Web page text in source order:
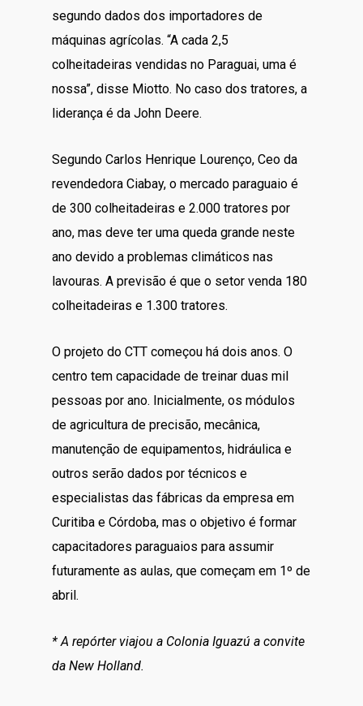
segundo dados dos importadores de
máquinas agrícolas. “A cada 2,5
colheitadeiras vendidas no Paraguai, uma é
nossa”, disse Miotto. No caso dos tratores, a
liderança é da John Deere.
Segundo Carlos Henrique Lourenço, Ceo da
revendedora Ciabay, o mercado paraguaio é
de 300 colheitadeiras e 2.000 tratores por
ano, mas deve ter uma queda grande neste
ano devido a problemas climáticos nas
lavouras. A previsão é que o setor venda 180
colheitadeiras e 1.300 tratores.
O projeto do CTT começou há dois anos. O
centro tem capacidade de treinar duas mil
pessoas por ano. Inicialmente, os módulos
de agricultura de precisão, mecânica,
manutenção de equipamentos, hidráulica e
outros serão dados por técnicos e
especialistas das fábricas da empresa em
Curitiba e Córdoba, mas o objetivo é formar
capacitadores paraguaios para assumir
futuramente as aulas, que começam em 1º de
abril.
* A repórter viajou a Colonia Iguazú a convite
da New Holland.